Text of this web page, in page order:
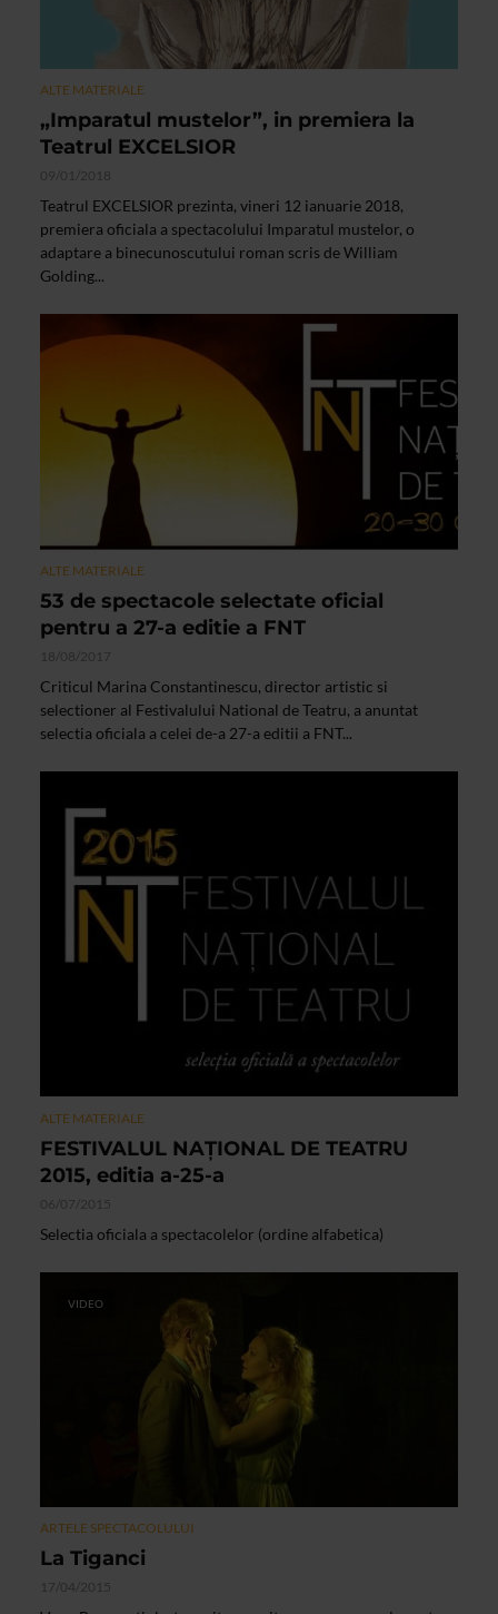
ALTE MATERIALE
„Imparatul mustelor”, in premiera la
Teatrul EXCELSIOR
09/01/2018
Teatrul EXCELSIOR prezinta, vineri 12 ianuarie 2018,
premiera oficiala a spectacolului Imparatul mustelor, o
adaptare a binecunoscutului roman scris de William
Golding...
ALTE MATERIALE
53 de spectacole selectate oficial
pentru a 27-a editie a FNT
18/08/2017
Criticul Marina Constantinescu, director artistic si
selectioner al Festivalului National de Teatru, a anuntat
selectia oficiala a celei de-a 27-a editii a FNT...
ALTE MATERIALE
FESTIVALUL NAŢIONAL DE TEATRU
2015, editia a-25-a
06/07/2015
Selectia oficiala a spectacolelor (ordine alfabetica)
VIDEO
ARTELE SPECTACOLULUI
La Tiganci
17/04/2015